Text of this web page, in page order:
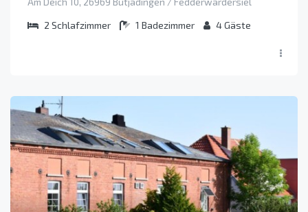
2 Schlafzimmer 1 Badezimmer 4Gäste